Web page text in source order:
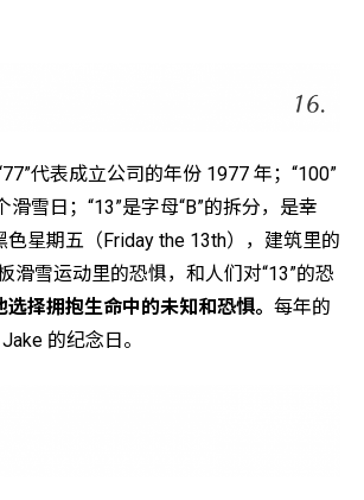
代表成立公司的年份 1977 年；“100”
滑雪日；“13”是字母“B”的拆分，是幸
星期五（Friday the 13th），建筑里的
滑雪运动里的恐惧，和人们对“13”的恐
选择拥抱生命中的未知和恐惧。 每年的
的纪念日。